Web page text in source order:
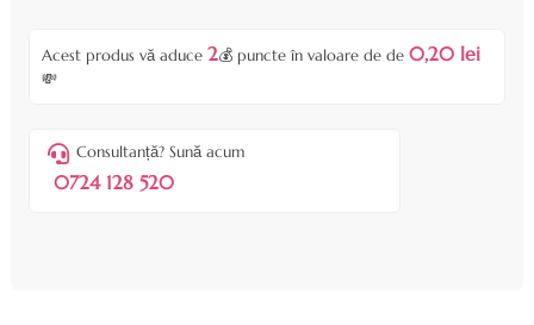
Acest produs vă aduce 2💰 puncte în valoare de de 0,20 lei
💸
Consultanță? Sună acum
0724 128 520